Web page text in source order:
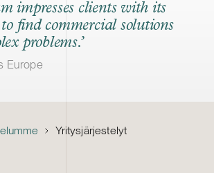
impresses clients with its
find commercial solutions
problems.’
Europe
Yritysjärjestelyt